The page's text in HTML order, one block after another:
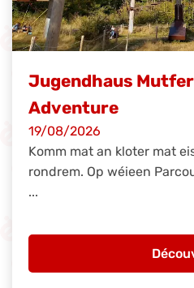
Jugendhaus
Adventure
19/08/2026
Komm mat an kloter mat
rondrem. Op wéieen
...